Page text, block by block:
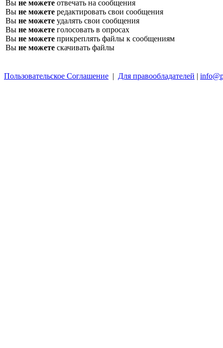
Вы не можете отвечать на сообщения
Вы не можете редактировать свои сообщения
Вы не можете удалять свои сообщения
Вы не можете голосовать в опросах
Вы не можете прикреплять файлы к сообщениям
Вы не можете скачивать файлы
Пользовательское Соглашение | Для правообладателей |